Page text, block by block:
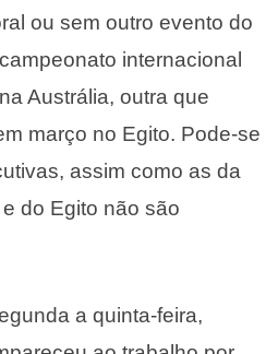
ou sem outro evento do
internacional
Austrália, outra que
março no Egito. Pode-se
assim como as da
do Egito não são
a quinta-feira,